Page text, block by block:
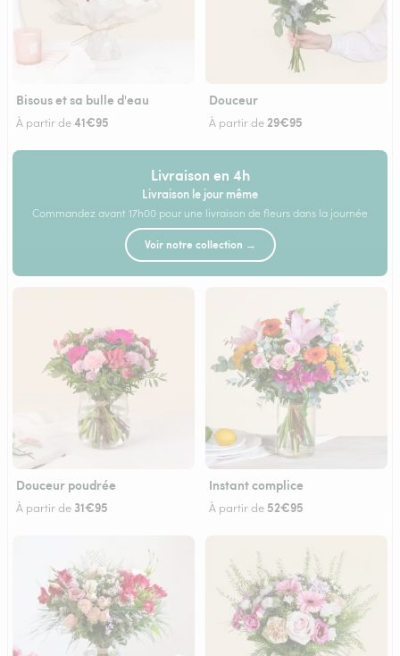
Bisous et sa bulle d'eau
À partir de41€95
Douceur
À partir de29€95
Livraison en 4h
Livraison le jour même
Commandez avant 17h00 pour une livraison de fleurs dans la journée
Voir notre collection →
Douceur poudrée
À partir de 31€95
Instant complice
À partir de 52€95